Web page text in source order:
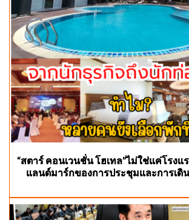
“สตาร์ คอนเวนชั่น โฮเทล”ไม่ใช่แค่โรงแ
แลนด์มาร์กของการประชุมและการเดิ